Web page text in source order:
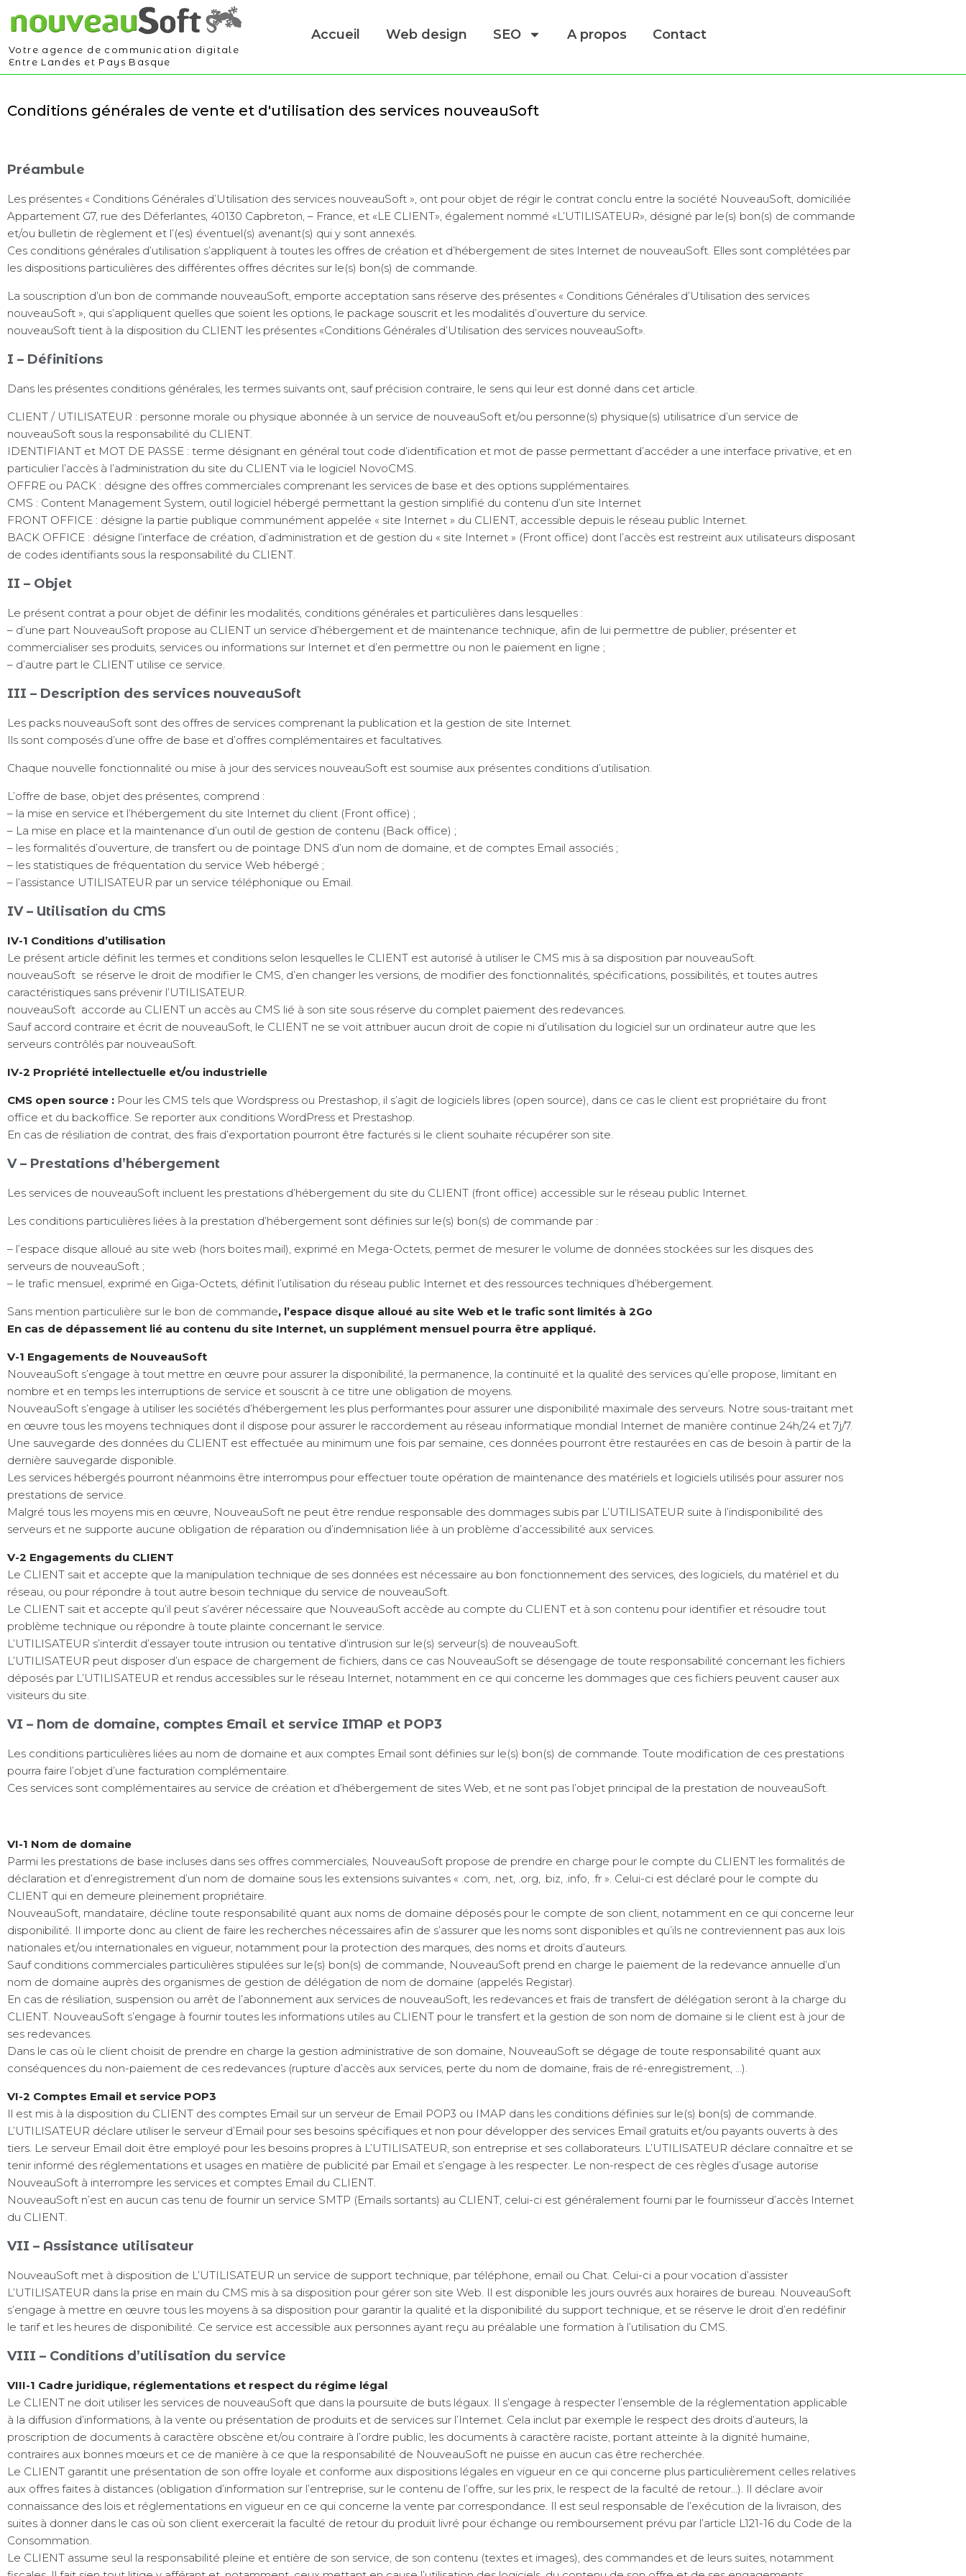
Votre agence de communication digitale
Entre Landes et Pays Basque
Accueil Web design SEO A propos Contact
Conditions générales de vente et d'utilisation des services nouveauSoft
Préambule
Les présentes « Conditions Générales d’Utilisation des services nouveauSoft », ont pour objet de régir le contrat conclu entre la société NouveauSoft, domiciliée
Appartement G7, rue des Déferlantes, 40130 Capbreton, – France, et «LE CLIENT», également nommé «L’UTILISATEUR», désigné par le(s) bon(s) de commande
et/ou bulletin de règlement et l’(es) éventuel(s) avenant(s) qui y sont annexés.
Ces conditions générales d’utilisation s’appliquent à toutes les offres de création et d’hébergement de sites Internet de nouveauSoft. Elles sont complétées par
les dispositions particulières des différentes offres décrites sur le(s) bon(s) de commande.
La souscription d’un bon de commande nouveauSoft, emporte acceptation sans réserve des présentes « Conditions Générales d’Utilisation des services
nouveauSoft », qui s’appliquent quelles que soient les options, le package souscrit et les modalités d’ouverture du service.
nouveauSoft tient à la disposition du CLIENT les présentes «Conditions Générales d’Utilisation des services nouveauSoft».
I – Définitions
Dans les présentes conditions générales, les termes suivants ont, sauf précision contraire, le sens qui leur est donné dans cet article.
CLIENT / UTILISATEUR : personne morale ou physique abonnée à un service de nouveauSoft et/ou personne(s) physique(s) utilisatrice d’un service de
nouveauSoft sous la responsabilité du CLIENT.
IDENTIFIANT et MOT DE PASSE : terme désignant en général tout code d’identification et mot de passe permettant d’accéder a une interface privative, et en
particulier l’accès à l’administration du site du CLIENT via le logiciel NovoCMS.
OFFRE ou PACK : désigne des offres commerciales comprenant les services de base et des options supplémentaires.
CMS : Content Management System, outil logiciel hébergé permettant la gestion simplifié du contenu d’un site Internet
FRONT OFFICE : désigne la partie publique communément appelée « site Internet » du CLIENT, accessible depuis le réseau public Internet.
BACK OFFICE : désigne l’interface de création, d’administration et de gestion du « site Internet » (Front office) dont l’accès est restreint aux utilisateurs disposant
de codes identifiants sous la responsabilité du CLIENT.
II – Objet
Le présent contrat a pour objet de définir les modalités, conditions générales et particulières dans lesquelles :
– d’une part NouveauSoft propose au CLIENT un service d’hébergement et de maintenance technique, afin de lui permettre de publier, présenter et
commercialiser ses produits, services ou informations sur Internet et d’en permettre ou non le paiement en ligne ;
– d’autre part le CLIENT utilise ce service.
III – Description des services nouveauSoft
Les packs nouveauSoft sont des offres de services comprenant la publication et la gestion de site Internet.
Ils sont composés d’une offre de base et d’offres complémentaires et facultatives.
Chaque nouvelle fonctionnalité ou mise à jour des services nouveauSoft est soumise aux présentes conditions d’utilisation.
L’offre de base, objet des présentes, comprend :
– la mise en service et l’hébergement du site Internet du client (Front office) ;
– La mise en place et la maintenance d’un outil de gestion de contenu (Back office) ;
– les formalités d’ouverture, de transfert ou de pointage DNS d’un nom de domaine, et de comptes Email associés ;
– les statistiques de fréquentation du service Web hébergé ;
– l’assistance UTILISATEUR par un service téléphonique ou Email.
IV – Utilisation du CMS
IV-1 Conditions d’utilisation
Le présent article définit les termes et conditions selon lesquelles le CLIENT est autorisé à utiliser le CMS mis à sa disposition par nouveauSoft.
nouveauSoft se réserve le droit de modifier le CMS, d’en changer les versions, de modifier des fonctionnalités, spécifications, possibilités, et toutes autres
caractéristiques sans prévenir l’UTILISATEUR.
nouveauSoft accorde au CLIENT un accès au CMS lié à son site sous réserve du complet paiement des redevances.
Sauf accord contraire et écrit de nouveauSoft, le CLIENT ne se voit attribuer aucun droit de copie ni d’utilisation du logiciel sur un ordinateur autre que les
serveurs contrôlés par nouveauSoft.
IV-2 Propriété intellectuelle et/ou industrielle
CMS open source : Pour les CMS tels que Wordspress ou Prestashop, il s’agit de logiciels libres (open source), dans ce cas le client est propriétaire du front
office et du backoffice. Se reporter aux conditions WordPress et Prestashop.
En cas de résiliation de contrat, des frais d’exportation pourront être facturés si le client souhaite récupérer son site.
V – Prestations d’hébergement
Les services de nouveauSoft incluent les prestations d’hébergement du site du CLIENT (front office) accessible sur le réseau public Internet.
Les conditions particulières liées à la prestation d’hébergement sont définies sur le(s) bon(s) de commande par :
– l’espace disque alloué au site web (hors boites mail), exprimé en Mega-Octets, permet de mesurer le volume de données stockées sur les disques des
serveurs de nouveauSoft ;
– le trafic mensuel, exprimé en Giga-Octets, définit l’utilisation du réseau public Internet et des ressources techniques d’hébergement.
Sans mention particulière sur le bon de commande, l’espace disque alloué au site Web et le trafic sont limités à 2Go
En cas de dépassement lié au contenu du site Internet, un supplément mensuel pourra être appliqué.
V-1 Engagements de NouveauSoft
NouveauSoft s’engage à tout mettre en œuvre pour assurer la disponibilité, la permanence, la continuité et la qualité des services qu’elle propose, limitant en
nombre et en temps les interruptions de service et souscrit à ce titre une obligation de moyens.
NouveauSoft s’engage à utiliser les sociétés d’hébergement les plus performantes pour assurer une disponibilité maximale des serveurs. Notre sous-traitant met
en œuvre tous les moyens techniques dont il dispose pour assurer le raccordement au réseau informatique mondial Internet de manière continue 24h/24 et 7j/7.
Une sauvegarde des données du CLIENT est effectuée au minimum une fois par semaine, ces données pourront être restaurées en cas de besoin à partir de la
dernière sauvegarde disponible.
Les services hébergés pourront néanmoins être interrompus pour effectuer toute opération de maintenance des matériels et logiciels utilisés pour assurer nos
prestations de service.
Malgré tous les moyens mis en œuvre, NouveauSoft ne peut être rendue responsable des dommages subis par L’UTILISATEUR suite à l’indisponibilité des
serveurs et ne supporte aucune obligation de réparation ou d’indemnisation liée à un problème d’accessibilité aux services.
V-2 Engagements du CLIENT
Le CLIENT sait et accepte que la manipulation technique de ses données est nécessaire au bon fonctionnement des services, des logiciels, du matériel et du
réseau, ou pour répondre à tout autre besoin technique du service de nouveauSoft.
Le CLIENT sait et accepte qu’il peut s’avérer nécessaire que NouveauSoft accède au compte du CLIENT et à son contenu pour identifier et résoudre tout
problème technique ou répondre à toute plainte concernant le service.
L’UTILISATEUR s’interdit d’essayer toute intrusion ou tentative d’intrusion sur le(s) serveur(s) de nouveauSoft.
L’UTILISATEUR peut disposer d’un espace de chargement de fichiers, dans ce cas NouveauSoft se désengage de toute responsabilité concernant les fichiers
déposés par L’UTILISATEUR et rendus accessibles sur le réseau Internet, notamment en ce qui concerne les dommages que ces fichiers peuvent causer aux
visiteurs du site.
VI – Nom de domaine, comptes Email et service IMAP et POP3
Les conditions particulières liées au nom de domaine et aux comptes Email sont définies sur le(s) bon(s) de commande. Toute modification de ces prestations
pourra faire l’objet d’une facturation complémentaire.
Ces services sont complémentaires au service de création et d’hébergement de sites Web, et ne sont pas l’objet principal de la prestation de nouveauSoft.
VI-1 Nom de domaine
Parmi les prestations de base incluses dans ses offres commerciales, NouveauSoft propose de prendre en charge pour le compte du CLIENT les formalités de
déclaration et d’enregistrement d’un nom de domaine sous les extensions suivantes « .com, .net, .org, .biz, .info, .fr ». Celui-ci est déclaré pour le compte du
CLIENT qui en demeure pleinement propriétaire.
NouveauSoft, mandataire, décline toute responsabilité quant aux noms de domaine déposés pour le compte de son client, notamment en ce qui concerne leur
disponibilité. Il importe donc au client de faire les recherches nécessaires afin de s’assurer que les noms sont disponibles et qu’ils ne contreviennent pas aux lois
nationales et/ou internationales en vigueur, notamment pour la protection des marques, des noms et droits d’auteurs.
Sauf conditions commerciales particulières stipulées sur le(s) bon(s) de commande, NouveauSoft prend en charge le paiement de la redevance annuelle d’un
nom de domaine auprès des organismes de gestion de délégation de nom de domaine (appelés Registar).
En cas de résiliation, suspension ou arrêt de l’abonnement aux services de nouveauSoft, les redevances et frais de transfert de délégation seront à la charge du
CLIENT. NouveauSoft s’engage à fournir toutes les informations utiles au CLIENT pour le transfert et la gestion de son nom de domaine si le client est à jour de
ses redevances.
Dans le cas où le client choisit de prendre en charge la gestion administrative de son domaine, NouveauSoft se dégage de toute responsabilité quant aux
conséquences du non-paiement de ces redevances (rupture d’accès aux services, perte du nom de domaine, frais de ré-enregistrement, …).
VI-2 Comptes Email et service POP3
Il est mis à la disposition du CLIENT des comptes Email sur un serveur de Email POP3 ou IMAP dans les conditions définies sur le(s) bon(s) de commande.
L’UTILISATEUR déclare utiliser le serveur d’Email pour ses besoins spécifiques et non pour développer des services Email gratuits et/ou payants ouverts à des
tiers. Le serveur Email doit être employé pour les besoins propres à L’UTILISATEUR, son entreprise et ses collaborateurs. L’UTILISATEUR déclare connaître et se
tenir informé des réglementations et usages en matière de publicité par Email et s’engage à les respecter. Le non-respect de ces règles d’usage autorise
NouveauSoft à interrompre les services et comptes Email du CLIENT.
NouveauSoft n’est en aucun cas tenu de fournir un service SMTP (Emails sortants) au CLIENT, celui-ci est généralement fourni par le fournisseur d’accès Internet
du CLIENT.
VII – Assistance utilisateur
NouveauSoft met à disposition de L’UTILISATEUR un service de support technique, par téléphone, email ou Chat. Celui-ci a pour vocation d’assister
L’UTILISATEUR dans la prise en main du CMS mis à sa disposition pour gérer son site Web. Il est disponible les jours ouvrés aux horaires de bureau. NouveauSoft
s’engage à mettre en œuvre tous les moyens à sa disposition pour garantir la qualité et la disponibilité du support technique, et se réserve le droit d’en redéfinir
le tarif et les heures de disponibilité. Ce service est accessible aux personnes ayant reçu au préalable une formation à l’utilisation du CMS.
VIII – Conditions d’utilisation du service
VIII-1 Cadre juridique, réglementations et respect du régime légal
Le CLIENT ne doit utiliser les services de nouveauSoft que dans la poursuite de buts légaux. Il s’engage à respecter l’ensemble de la réglementation applicable
à la diffusion d’informations, à la vente ou présentation de produits et de services sur l’Internet. Cela inclut par exemple le respect des droits d’auteurs, la
proscription de documents à caractère obscène et/ou contraire à l’ordre public, les documents à caractère raciste, portant atteinte à la dignité humaine,
contraires aux bonnes mœurs et ce de manière à ce que la responsabilité de NouveauSoft ne puisse en aucun cas être recherchée.
Le CLIENT garantit une présentation de son offre loyale et conforme aux dispositions légales en vigueur en ce qui concerne plus particulièrement celles relatives
aux offres faites à distances (obligation d’information sur l’entreprise, sur le contenu de l’offre, sur les prix, le respect de la faculté de retour…). Il déclare avoir
connaissance des lois et réglementations en vigueur en ce qui concerne la vente par correspondance. Il est seul responsable de l’exécution de la livraison, des
suites à donner dans le cas où son client exercerait la faculté de retour du produit livré pour échange ou remboursement prévu par l’article L121-16 du Code de la
Consommation.
Le CLIENT assume seul la responsabilité pleine et entière de son service, de son contenu (textes et images), des commandes et de leurs suites, notamment